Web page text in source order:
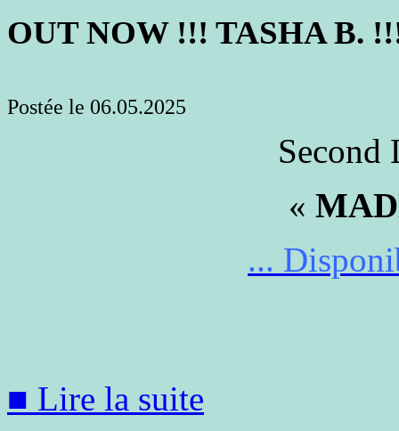
OUT NOW !!! TASHA B.
Postée le 06.05.2025
Second
«
...
■ Lire la suite